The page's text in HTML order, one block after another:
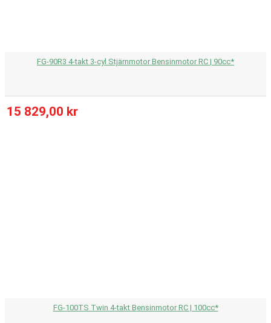
FG-90R3 4-takt 3-cyl Stjärnmotor Bensinmotor RC | 90cc*
15 829,00 kr
FG-100TS Twin 4-takt Bensinmotor RC | 100cc*